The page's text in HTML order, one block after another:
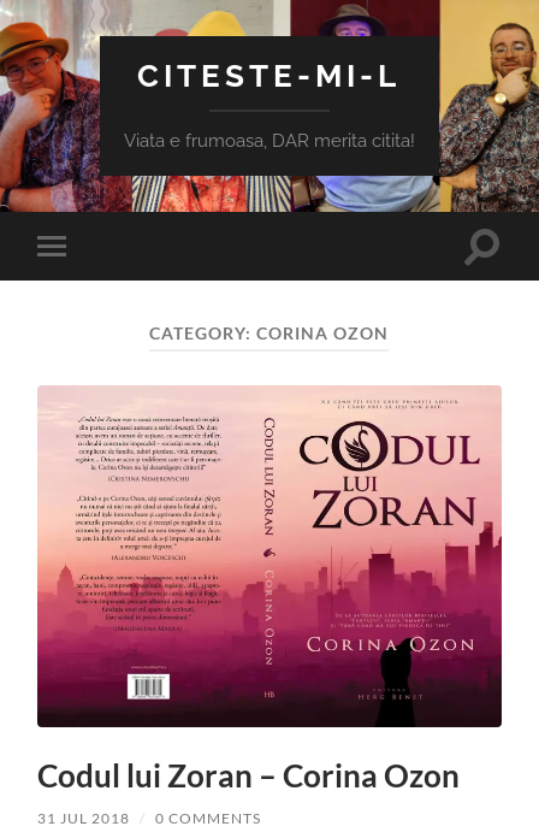
CITESTE-MI-L
Viata e frumoasa, DAR merita citita!
Toggle
mobile
Toggle
CATEGORY:CORINA OZON
Codul lui Zoran – Corina Ozon
31 JUL 2018 / 0 COMMENTS